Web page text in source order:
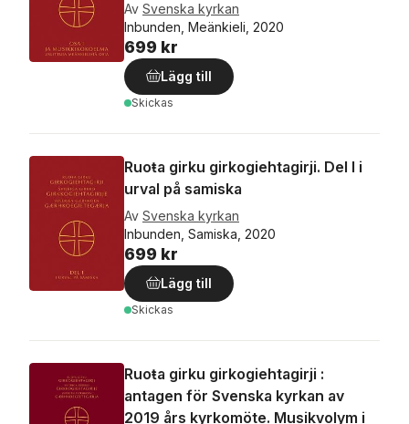
Av Svenska kyrkan
Inbunden, Meänkieli, 2020
699 kr
Lägg till
Skickas
Ruoŧa girku girkogiehtagirji. Del I i
urval på samiska
Av Svenska kyrkan
Inbunden, Samiska, 2020
699 kr
Lägg till
Skickas
Ruoŧa girku girkogiehtagirji :
antagen för Svenska kyrkan av
2019 års kyrkomöte. Musikvolym i